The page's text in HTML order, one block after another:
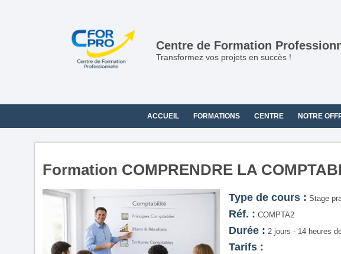
Centre de Formation
Transformez vos projets en succès !
ACCUEIL FORMATIONS CENTRE NOTRE
Formation COMPRENDRE LA
Type de cours : Stage
Réf. : COMPTA2
Durée : 2 jours - 14 heures
Tarifs :